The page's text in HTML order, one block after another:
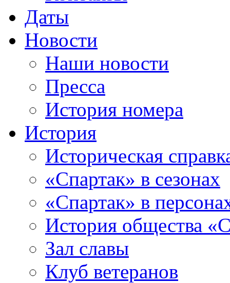
Даты
Новости
Наши новости
Пресса
История номера
История
Историческая
«Спартак» в сезонах
«Спартак» в
История общества
Зал славы
Клуб ветеранов